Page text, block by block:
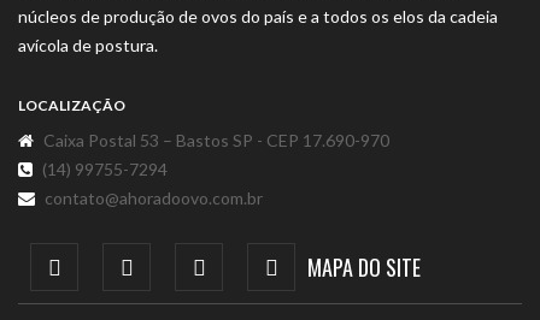
núcleos de produção de ovos do país e a todos os elos da cadeia
avícola de postura.
LOCALIZAÇÃO
Caixa Postal 53 – Bastos SP - CEP 17.690-970
(14) 99755-7294
contato@ahoradoovo.com.br
MAPA DO SITE